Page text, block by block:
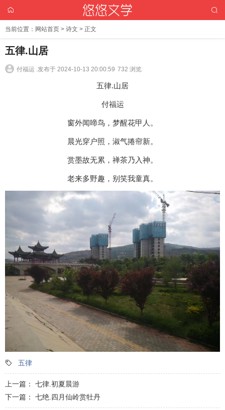
当前位置： 网站首页 > 诗文 > 正文
五律.山居
付福运 .发布于 2024-10-13 20:00:59 732 浏览
五律.山居
付福运
窗外闻啼鸟，梦醒花甲人。
晨光穿户照，淑气捲帘新。
赏墨故无累，禅茶乃入神。
老来多野趣，别笑我童真。
五律
上一篇： 七律.初夏晨游
下一篇： 七绝.四月仙岭赏牡丹